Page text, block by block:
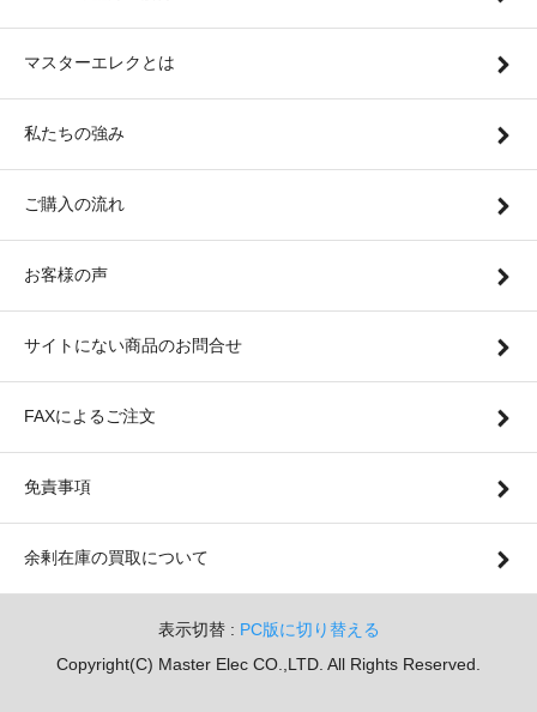
マスターエレクとは
私たちの強み
ご購入の流れ
お客様の声
サイトにない商品のお問合せ
FAXによるご注文
免責事項
余剰在庫の買取について
表示切替 : PC版に切り替える
Copyright(C) Master Elec CO.,LTD. All Rights Reserved.